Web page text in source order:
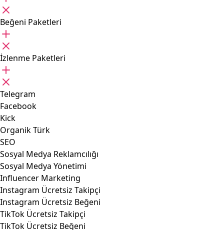
Beğeni Paketleri
İzlenme Paketleri
Telegram
Facebook
Kick
Organik Türk
SEO
Sosyal Medya Reklamcılığı
Sosyal Medya Yönetimi
Influencer Marketing
Instagram Ücretsiz Takipçi
Instagram Ücretsiz Beğeni
TikTok Ücretsiz Takipçi
TikTok Ücretsiz Beğeni